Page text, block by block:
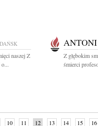
naszej Z
Z głębokim
śmierci
10 11 12 13 14 15 16